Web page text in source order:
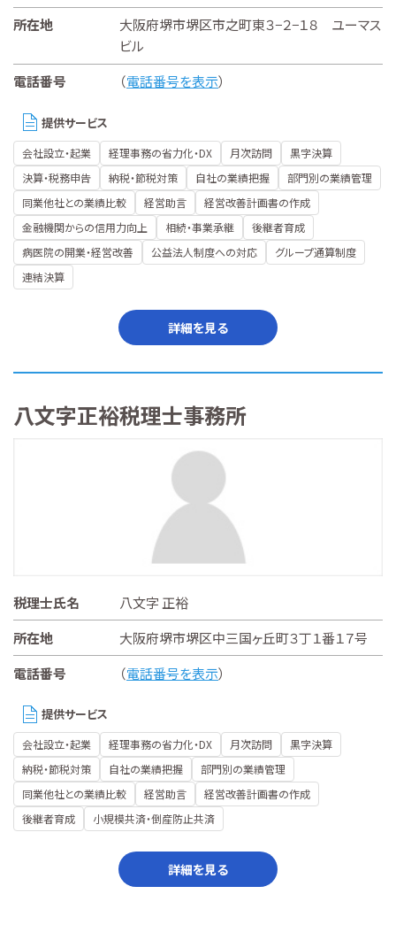
所在地
大阪府堺市堺区市之町東３−２−１８ ユーマス
ビル
電話番号
（電話番号を表示）
提供サービス
会社設立・起業 経理事務の省力化・DX 月次訪問
黒字決算
決算・税務申告
納税・節税対策 自社の業績把握
部門別の業績管理
同業他社との業績比較
経営助言
経営改善計画書の作成
金融機関からの信用力向上
相続・事業承継
後継者育成
病医院の開業・経営改善
公益法人制度への対応
グループ通算制度
連結決算
詳細を見る
八文字正裕税理士事務所
税理士氏名
八文字 正裕
所在地
大阪府堺市堺区中三国ヶ丘町３丁１番１７号
電話番号
（電話番号を表示）
提供サービス
会社設立・起業 経理事務の省力化・DX 月次訪問
黒字決算
納税・節税対策
自社の業績把握
部門別の業績管理
同業他社との業績比較
経営助言
経営改善計画書の作成
後継者育成
小規模共済・倒産防止共済
詳細を見る